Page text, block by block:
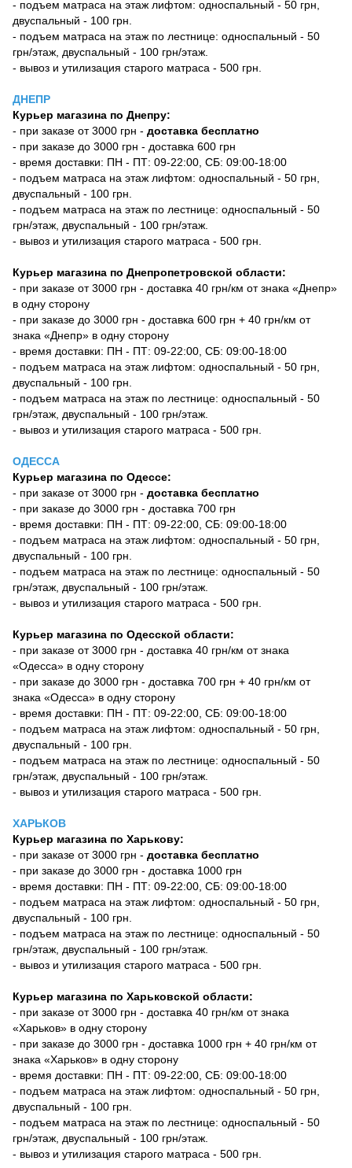
- подъем матраса на этаж лифтом: односпальный - 50 грн,
двуспальный - 100 грн.
- подъем матраса на этаж по лестнице: односпальный - 50
грн/этаж, двуспальный - 100 грн/этаж.
- вывоз и утилизация старого матраса - 500 грн.
ДНЕПР
Курьер магазина по Днепру:
- при заказе от 3000 грн - доставка бесплатно
- при заказе до 3000 грн - доставка 600 грн
- время доставки: ПН - ПТ: 09-22:00, СБ: 09:00-18:00
- подъем матраса на этаж лифтом: односпальный - 50 грн,
двуспальный - 100 грн.
- подъем матраса на этаж по лестнице: односпальный - 50
грн/этаж, двуспальный - 100 грн/этаж.
- вывоз и утилизация старого матраса - 500 грн.
Курьер магазина по Днепропетровской области:
- при заказе от 3000 грн - доставка 40 грн/км от знака «Днепр»
в одну сторону
- при заказе до 3000 грн - доставка 600 грн + 40 грн/км от
знака «Днепр» в одну сторону
- время доставки: ПН - ПТ: 09-22:00, СБ: 09:00-18:00
- подъем матраса на этаж лифтом: односпальный - 50 грн,
двуспальный - 100 грн.
- подъем матраса на этаж по лестнице: односпальный - 50
грн/этаж, двуспальный - 100 грн/этаж.
- вывоз и утилизация старого матраса - 500 грн.
ОДЕССА
Курьер магазина по Одессе:
- при заказе от 3000 грн - доставка бесплатно
- при заказе до 3000 грн - доставка 700 грн
- время доставки: ПН - ПТ: 09-22:00, СБ: 09:00-18:00
- подъем матраса на этаж лифтом: односпальный - 50 грн,
двуспальный - 100 грн.
- подъем матраса на этаж по лестнице: односпальный - 50
грн/этаж, двуспальный - 100 грн/этаж.
- вывоз и утилизация старого матраса - 500 грн.
Курьер магазина по Одесской области:
- при заказе от 3000 грн - доставка 40 грн/км от знака
«Одесса» в одну сторону
- при заказе до 3000 грн - доставка 700 грн + 40 грн/км от
знака «Одесса» в одну сторону
- время доставки: ПН - ПТ: 09-22:00, СБ: 09:00-18:00
- подъем матраса на этаж лифтом: односпальный - 50 грн,
двуспальный - 100 грн.
- подъем матраса на этаж по лестнице: односпальный - 50
грн/этаж, двуспальный - 100 грн/этаж.
- вывоз и утилизация старого матраса - 500 грн.
ХАРЬКОВ
Курьер магазина по Харькову:
- при заказе от 3000 грн - доставка бесплатно
- при заказе до 3000 грн - доставка 1000 грн
- время доставки: ПН - ПТ: 09-22:00, СБ: 09:00-18:00
- подъем матраса на этаж лифтом: односпальный - 50 грн,
двуспальный - 100 грн.
- подъем матраса на этаж по лестнице: односпальный - 50
грн/этаж, двуспальный - 100 грн/этаж.
- вывоз и утилизация старого матраса - 500 грн.
Курьер магазина по Харьковской области:
- при заказе от 3000 грн - доставка 40 грн/км от знака
«Харьков» в одну сторону
- при заказе до 3000 грн - доставка 1000 грн + 40 грн/км от
знака «Харьков» в одну сторону
- время доставки: ПН - ПТ: 09-22:00, СБ: 09:00-18:00
- подъем матраса на этаж лифтом: односпальный - 50 грн,
двуспальный - 100 грн.
- подъем матраса на этаж по лестнице: односпальный - 50
грн/этаж, двуспальный - 100 грн/этаж.
- вывоз и утилизация старого матраса - 500 грн.